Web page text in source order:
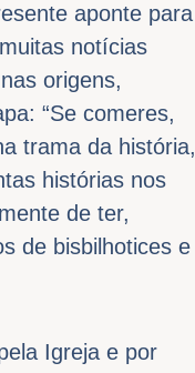
aponte para
notícias
origens,
“Se comeres,
trama da história,
histórias nos
de ter,
de bisbilhotices e
Igreja e por